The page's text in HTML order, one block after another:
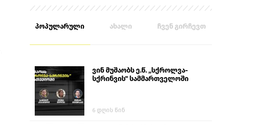
პოპულარული ახალი ჩვენ გირჩევთ
ვინ მუშაობს ე.წ. „სქროლვა-
სქრინვის" სამმართველოში
6 დღის წინ